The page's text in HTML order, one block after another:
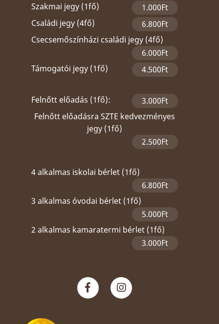
Szakmai jegy (1fő)
1.000Ft
Családi jegy (4fő)
6.800Ft
Csecsemőszínházi családi jegy (4fő)
6.000Ft
Támogatói jegy (1fő)
4.500Ft
Felnőtt előadás (1fő):
3.000Ft
Felnőtt előadásra SZTE kedvezményes
jegy (1fő)
2.500Ft
4 alkalmas iskolai bérlet (1fő)
6.800Ft
3 alkalmas óvodai bérlet (1fő)
5.000Ft
2 alkalmas kamaratermi bérlet (1fő)
3.000Ft